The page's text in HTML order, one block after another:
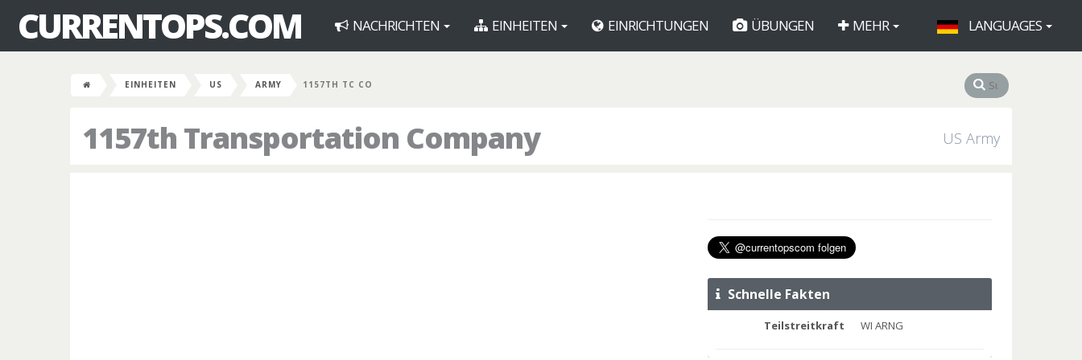
CURRENTOPS.COM NACHRICHTEN EINHEITEN EINRICHTUNGEN ÜBUNGEN MEHR LANGUAGES
EINHEITEN US ARMY 1157TH TC CO
1157th Transportation Company US Army
Schnelle Fakten
Teilstreitkraft WI ARNG